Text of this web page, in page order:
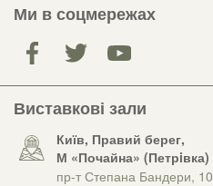
Ми в соцмережах
Виставкові зали
Київ, Правий берег,
М «Почайна» (Петрiвка)
пр-т Степана Бандери,